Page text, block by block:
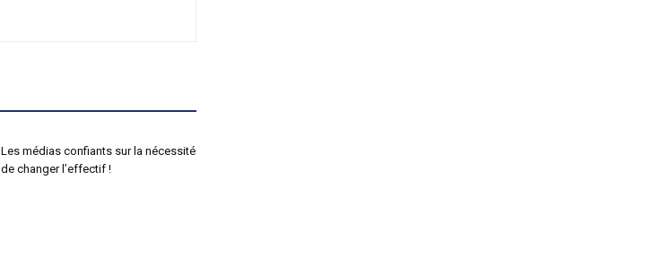
Les médias confiants sur la nécessité
de changer l’effectif !